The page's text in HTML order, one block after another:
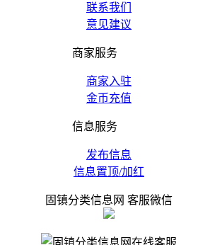
联系我们
意见建议
商家服务
商家入驻
金币充值
信息服务
发布信息
信息置顶/加红
固镇分类信息网 客服微信